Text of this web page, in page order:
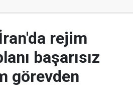
rejim
başarısız
görevden